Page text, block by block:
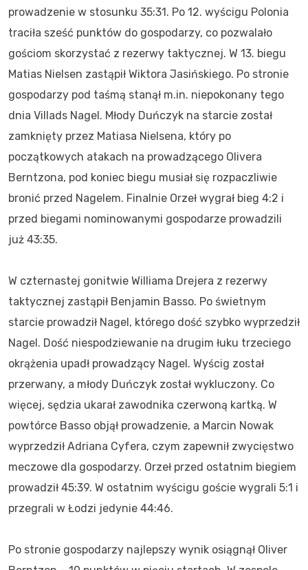
prowadzenie w stosunku 35:31. Po 12. wyścigu Polonia
traciła sześć punktów do gospodarzy, co pozwalało
gościom skorzystać z rezerwy taktycznej. W 13. biegu
Matias Nielsen zastąpił Wiktora Jasińskiego. Po stronie
gospodarzy pod taśmą stanął m.in. niepokonany tego
dnia Villads Nagel. Młody Duńczyk na starcie został
zamknięty przez Matiasa Nielsena, który po
początkowych atakach na prowadzącego Olivera
Berntzona, pod koniec biegu musiał się rozpaczliwie
bronić przed Nagelem. Finalnie Orzeł wygrał bieg 4:2 i
przed biegami nominowanymi gospodarze prowadzili
już 43:35.
W czternastej gonitwie Williama Drejera z rezerwy
taktycznej zastąpił Benjamin Basso. Po świetnym
starcie prowadził Nagel, którego dość szybko wyprzedził
Nagel. Dość niespodziewanie na drugim łuku trzeciego
okrążenia upadł prowadzący Nagel. Wyścig został
przerwany, a młody Duńczyk został wykluczony. Co
więcej, sędzia ukarał zawodnika czerwoną kartką. W
powtórce Basso objął prowadzenie, a Marcin Nowak
wyprzedził Adriana Cyfera, czym zapewnił zwycięstwo
meczowe dla gospodarzy. Orzeł przed ostatnim biegiem
prowadził 45:39. W ostatnim wyścigu goście wygrali 5:1 i
przegrali w Łodzi jedynie 44:46.
Po stronie gospodarzy najlepszy wynik osiągnął Oliver